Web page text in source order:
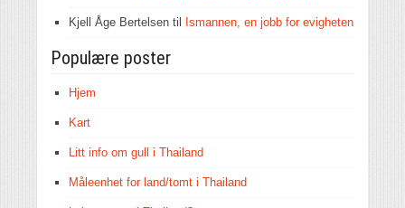
Kjell Åge Bertelsen til Ismannen, en jobb for evigheten
Populære poster
Hjem
Kart
Litt info om gull i Thailand
Måleenhet for land/tomt i Thailand